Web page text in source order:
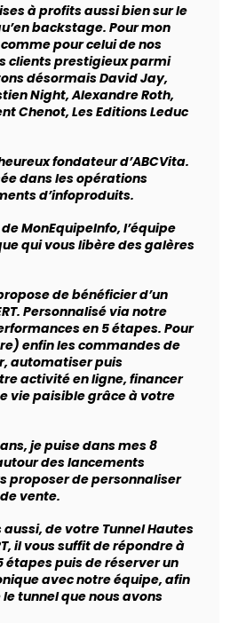
à profits aussi bien sur le
backstage. Pour mon
pour celui de nos
clients prestigieux parmi
désormais David Jay,
Night, Alexandre Roth,
Chenot, Les Editions Leduc
fondateur d’ABCVita.
dans les opérations
d’infoproduits.
MonEquipeInfo, l’équipe
qui vous libère des galères
de bénéficier d’un
Personnalisé via notre
en 5 étapes. Pour
enfin les commandes de
automatiser puis
activité en ligne, financer
vie paisible grâce à votre
je puise dans mes 8
des lancements
proposer de personnaliser
vente.
de votre Tunnel Hautes
il vous suffit de répondre à
étapes puis de réserver un
avec notre équipe, afin
tunnel que nous avons